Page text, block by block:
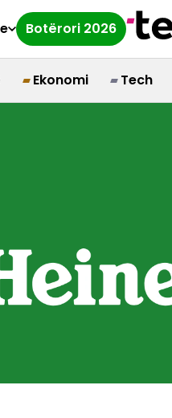
Botërori 2026
Ekonomi Tech